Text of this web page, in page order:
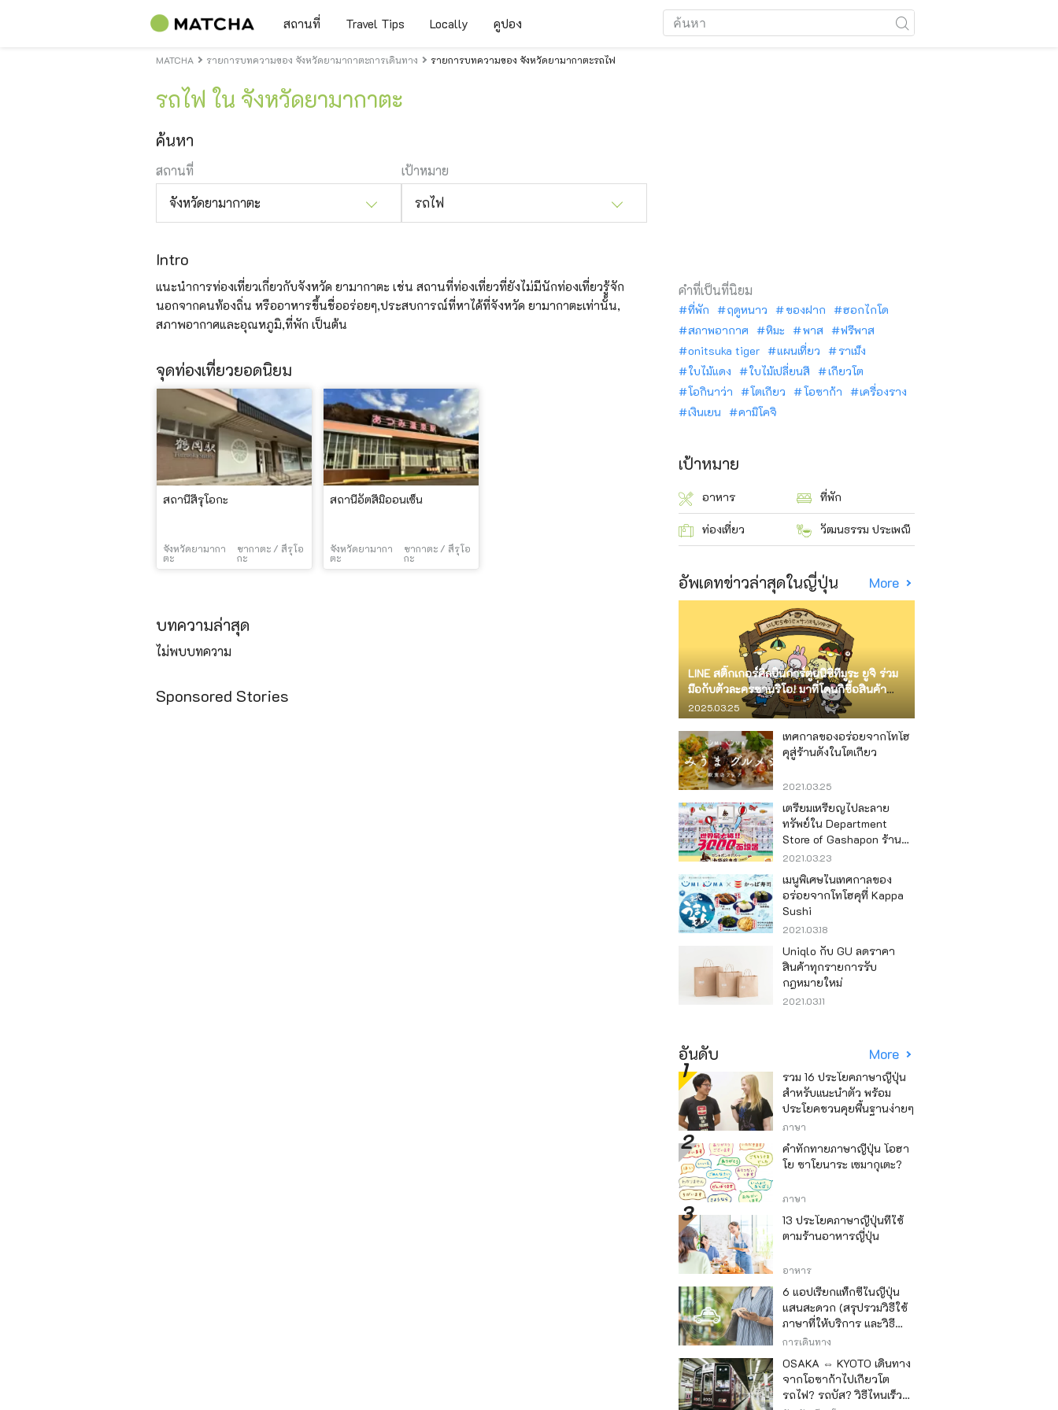
สถานที่ Travel Tips Locally คูปอง
MATCHA รายการบทความของ จังหวัดยามากาตะการเดินทาง รายการบทความของ จังหวัดยามากาตะรถไฟ
รถไฟ ใน จังหวัดยามากาตะ
ค้นหา
สถานที่
จังหวัดยามากาตะ
เป้าหมาย
รถไฟ
Intro
แนะนำการท่องเที่ยวเกี่ยวกับจังหวัด ยามากาตะ เช่น สถานที่ท่องเที่ยวที่ยังไม่มีนักท่องเที่ยวรู้จัก
นอกจากคนท้องถิ่น หรืออาหารขึ้นชื่ออร่อยๆ,ประสบการณ์ที่หาได้ที่จังหวัด ยามากาตะเท่านั้น,
สภาพอากาศและอุณหภูมิ,ที่พัก เป็นต้น
จุดท่องเที่ยวยอดนิยม
สถานีสึรุโอกะ
จังหวัดยามากา
ตะ
ซากาตะ / สึรุโอ
กะ
สถานีอัตสึมิออนเซ็น
จังหวัดยามากา
ตะ
ซากาตะ / สึรุโอ
กะ
บทความล่าสุด
ไม่พบบทความ
Sponsored Stories
คำที่เป็นที่นิยม
ที่พัก ฤดูหนาว ของฝาก
ฮอกไกโด
สภาพอากาศ
หิมะ พาส
ฟรีพาส
onitsuka tiger
แผนเที่ยว
ราเม็ง
ใบไม้แดง
ใบไม้เปลี่ยนสี
เกียวโต
โอกินาว่า
โตเกียว โอซาก้า
เครื่องราง
เงินเยน
คามิโคจิ
เป้าหมาย
อาหาร ที่พัก
ท่องเที่ยว วัฒนธรรม ประเพณี
อัพเดทข่าวล่าสุดในญี่ปุ่น More
LINE สติ๊กเกอร์ศิลปินการ์ตูนนิชิทีมูระ ยูจิ ร่วม
มือกับตัวละครซานริโอ! มาที่โดนกิซื้อสินค้า
จำกัด
2025.03.25
เทศกาลของอร่อยจากโทโฮ
คุสู่ร้านดังในโตเกียว
2021.03.25
เตรียมเหรียญไปละลาย
ทรัพย์ใน Department
Store of Gashapon ร้านที่มี
เครื่องกาชาปองเยอะที่สุดใน
โลก อิเคะบุคุโระ
2021.03.23
เมนูพิเศษในเทศกาลของ
อร่อยจากโทโฮคุที่ Kappa
Sushi
2021.03.18
Uniqlo กับ GU ลดราคา
สินค้าทุกรายการรับ
กฎหมายใหม่
2021.03.11
อันดับ More
รวม 16 ประโยคภาษาญี่ปุ่น
สำหรับแนะนำตัว พร้อม
ประโยคชวนคุยพื้นฐานง่ายๆ
ภาษา
คำทักทายภาษาญี่ปุ่น โอฮา
โย ซาโยนาระ เซมากุเตะ?
ภาษา
13 ประโยคภาษาญี่ปุ่นที่ใช้
ตามร้านอาหารญี่ปุ่น
อาหาร
6 แอปเรียกแท็กซี่ในญี่ปุ่น
แสนสะดวก (สรุปรวมวิธีใช้
ภาษาที่ให้บริการ และวิธี
ชำระเงิน)
การเดินทาง
OSAKA ⇔ KYOTO เดินทาง
จากโอซาก้าไปเกียวโต
รถไฟ? รถบัส? วิธีไหนเร็ว